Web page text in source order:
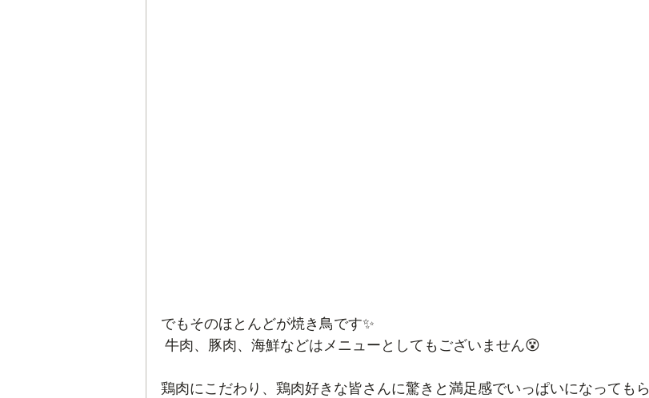
でもそのほとんどが焼き鳥です✨
牛肉、豚肉、海鮮などはメニューとしてもございません😵
鶏肉にこだわり、鶏肉好きな皆さんに驚きと満足感でいっぱいになってもら